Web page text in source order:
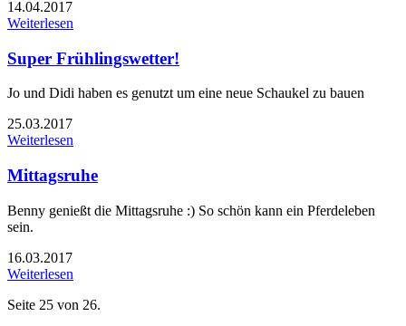
14.04.2017
Weiterlesen
Super Frühlingswetter!
Jo und Didi haben es genutzt um eine neue Schaukel zu bauen
25.03.2017
Weiterlesen
Mittagsruhe
Benny genießt die Mittagsruhe :) So schön kann ein Pferdeleben
sein.
16.03.2017
Weiterlesen
Seite 25 von 26.